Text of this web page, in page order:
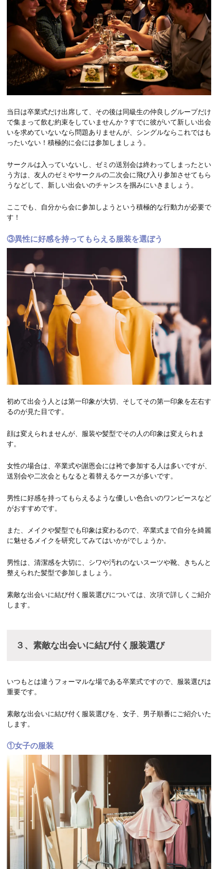
当日は卒業式だけ出席して、その後は同級生の仲良しグループだけ
で集まって飲む約束をしていませんか？すでに彼がいて新しい出会
いを求めていないなら問題ありませんが、シングルならこれではも
ったいない！積極的に会には参加しましょう。
サークルは入っていないし、ゼミの送別会は終わってしまったとい
う方は、友人のゼミやサークルの二次会に飛び入り参加させてもら
うなどして、新しい出会いのチャンスを掴みにいきましょう。
ここでも、自分から会に参加しようという積極的な行動力が必要で
す！
③異性に好感を持ってもらえる服装を選ぼう
初めて出会う人とは第一印象が大切、そしてその第一印象を左右す
るのが見た目です。
顔は変えられませんが、服装や髪型でその人の印象は変えられま
す。
女性の場合は、卒業式や謝恩会には袴で参加する人は多いですが、
送別会や二次会ともなると着替えるケースが多いです。
男性に好感を持ってもらえるような優しい色合いのワンピースなど
がおすすめです。
また、メイクや髪型でも印象は変わるので、卒業式まで自分を綺麗
に魅せるメイクを研究してみてはいかがでしょうか。
男性は、清潔感を大切に、シワや汚れのないスーツや靴、きちんと
整えられた髪型で参加しましょう。
素敵な出会いに結び付く服装選びについては、次項で詳しくご紹介
します。
３、素敵な出会いに結び付く服装選び
いつもとは違うフォーマルな場である卒業式ですので、服装選びは
重要です。
素敵な出会いに結び付く服装選びを、女子、男子順番にご紹介いた
します。
①女子の服装